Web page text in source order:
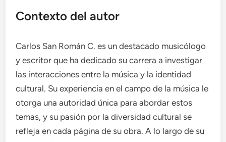
Contexto del autor
Carlos San Román C. es un destacado musicólogo
y escritor que ha dedicado su carrera a investigar
las interacciones entre la música y la identidad
cultural. Su experiencia en el campo de la música le
otorga una autoridad única para abordar estos
temas, y su pasión por la diversidad cultural se
refleja en cada página de su obra. A lo largo de su